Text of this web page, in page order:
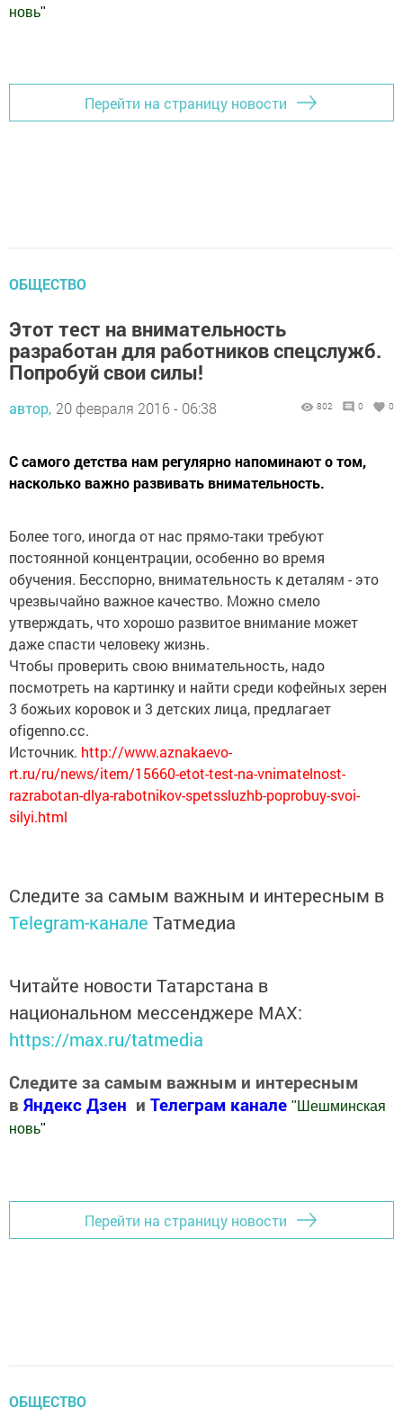
новь"
Перейти на страницу новости
ОБЩЕСТВО
Этот тест на внимательность
разработан для работников спецслужб.
Попробуй свои силы!
автор, 20 февраля 2016 - 06:38 802 0 0
С самого детства нам регулярно напоминают о том,
насколько важно развивать внимательность.
Более того, иногда от нас прямо-таки требуют
постоянной концентрации, особенно во время
обучения. Бесспорно, внимательность к деталям - это
чрезвычайно важное качество. Можно смело
утверждать, что хорошо развитое внимание может
даже спасти человеку жизнь.
Чтобы проверить свою внимательность, надо
посмотреть на картинку и найти среди кофейных зерен
3 божьих коровок и 3 детских лица, предлагает
ofigenno.cc.
Источник. http://www.aznakaevo-
rt.ru/ru/news/item/15660-etot-test-na-vnimatelnost-
razrabotan-dlya-rabotnikov-spetssluzhb-poprobuy-svoi-
silyi.html
Следите за самым важным и интересным в
Telegram-канале Татмедиа
Читайте новости Татарстана в
национальном мессенджере MАХ:
https://max.ru/tatmedia
Следите за самым важным и интересным
в Яндекс Дзен и Телеграм канале "Шешминская
новь"
Перейти на страницу новости
ОБЩЕСТВО